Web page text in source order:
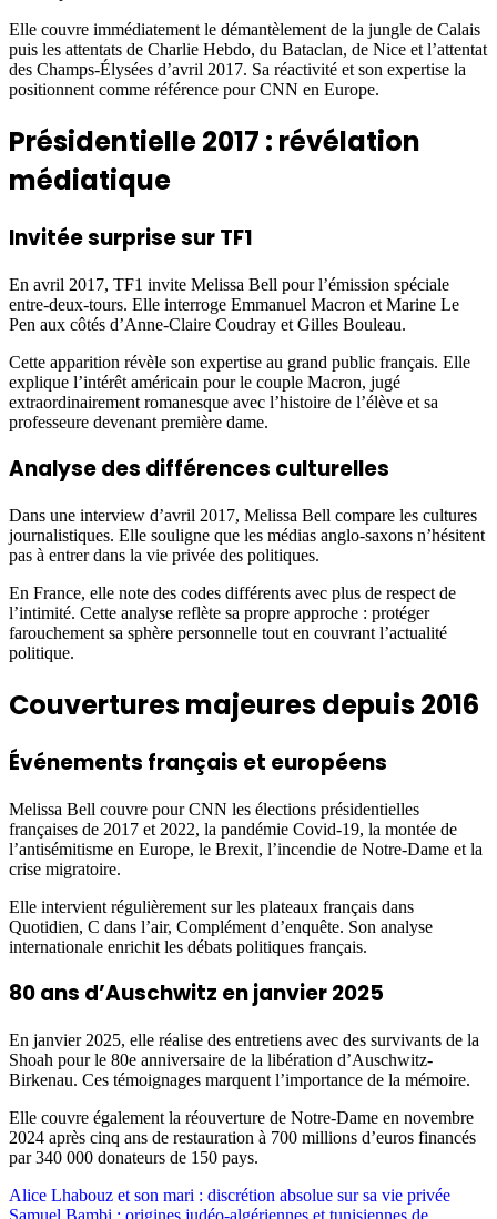
Elle couvre immédiatement le démantèlement de la jungle de Calais
puis les attentats de Charlie Hebdo, du Bataclan, de Nice et l’attentat
des Champs-Élysées d’avril 2017. Sa réactivité et son expertise la
positionnent comme référence pour CNN en Europe.
Présidentielle 2017 : révélation
médiatique
Invitée surprise sur TF1
En avril 2017, TF1 invite Melissa Bell pour l’émission spéciale
entre-deux-tours. Elle interroge Emmanuel Macron et Marine Le
Pen aux côtés d’Anne-Claire Coudray et Gilles Bouleau.
Cette apparition révèle son expertise au grand public français. Elle
explique l’intérêt américain pour le couple Macron, jugé
extraordinairement romanesque avec l’histoire de l’élève et sa
professeure devenant première dame.
Analyse des différences culturelles
Dans une interview d’avril 2017, Melissa Bell compare les cultures
journalistiques. Elle souligne que les médias anglo-saxons n’hésitent
pas à entrer dans la vie privée des politiques.
En France, elle note des codes différents avec plus de respect de
l’intimité. Cette analyse reflète sa propre approche : protéger
farouchement sa sphère personnelle tout en couvrant l’actualité
politique.
Couvertures majeures depuis 2016
Événements français et européens
Melissa Bell couvre pour CNN les élections présidentielles
françaises de 2017 et 2022, la pandémie Covid-19, la montée de
l’antisémitisme en Europe, le Brexit, l’incendie de Notre-Dame et la
crise migratoire.
Elle intervient régulièrement sur les plateaux français dans
Quotidien, C dans l’air, Complément d’enquête. Son analyse
internationale enrichit les débats politiques français.
80 ans d’Auschwitz en janvier 2025
En janvier 2025, elle réalise des entretiens avec des survivants de la
Shoah pour le 80e anniversaire de la libération d’Auschwitz-
Birkenau. Ces témoignages marquent l’importance de la mémoire.
Elle couvre également la réouverture de Notre-Dame en novembre
2024 après cinq ans de restauration à 700 millions d’euros financés
par 340 000 donateurs de 150 pays.
Post
Alice Lhabouz et son mari : discrétion absolue sur sa vie privée